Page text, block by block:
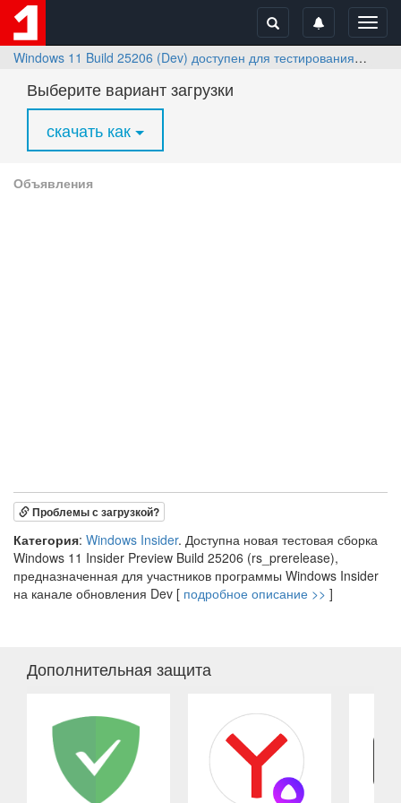
Windows 11 Build 25206 (Dev) доступен для тестирования
Выберите вариант загрузки
скачать как
Объявления
Проблемы с загрузкой?
Категория: Windows Insider. Доступна новая тестовая сборка
Windows 11 Insider Preview Build 25206 (rs_prerelease),
предназначенная для участников программы Windows Insider
на канале обновления Dev [ подробное описание >> ]
Дополнительная защита